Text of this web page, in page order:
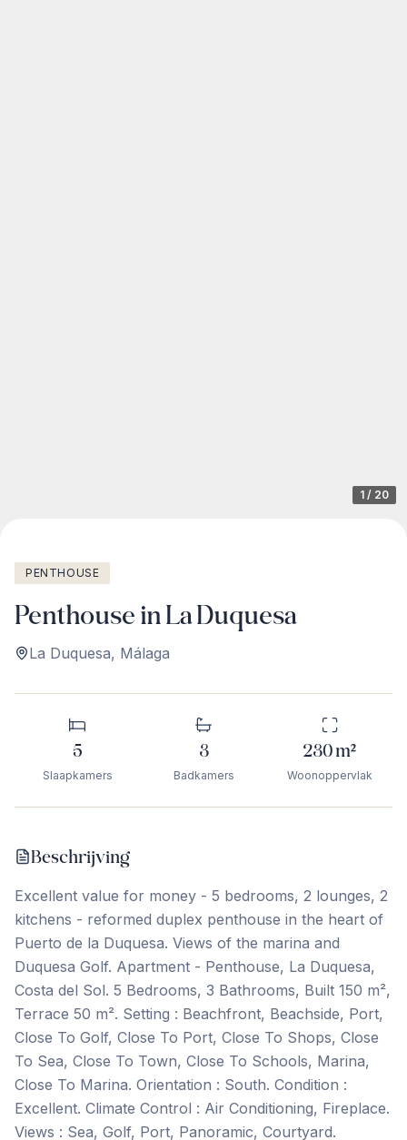
1 / 20
PENTHOUSE
Penthouse in La Duquesa
La Duquesa, Málaga
5
Slaapkamers
3
Badkamers
230m²
Woonoppervlak
Beschrijving
Excellent value for money - 5 bedrooms, 2 lounges, 2
kitchens - reformed duplex penthouse in the heart of
Puerto de la Duquesa. Views of the marina and
Duquesa Golf. Apartment - Penthouse, La Duquesa,
Costa del Sol. 5 Bedrooms, 3 Bathrooms, Built 150 m²,
Terrace 50 m². Setting : Beachfront, Beachside, Port,
Close To Golf, Close To Port, Close To Shops, Close
To Sea, Close To Town, Close To Schools, Marina,
Close To Marina. Orientation : South. Condition :
Excellent. Climate Control : Air Conditioning, Fireplace.
Views : Sea, Golf, Port, Panoramic, Courtyard.